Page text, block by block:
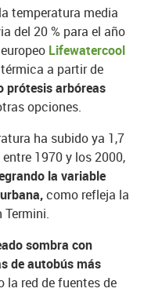
temperatura media
del 20 % para el año
Lifewatercool
a partir de
prótesis arbóreas
opciones.
ha subido ya 1,7
1970 y los 2000,
la variable
como refleja la
Termini.
sombra con
de autobús más
la red de fuentes de